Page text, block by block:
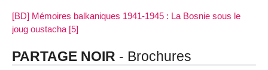
[BD] Mémoires balkaniques 1941-1945 : La Bosnie sous le
joug oustacha [5]
PARTAGE NOIR - Brochures